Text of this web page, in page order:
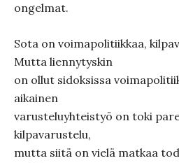
ongelmat.
Sota on voimapolitiikkaa,
Mutta liennytyskin
on ollut sidoksissa
aikainen
varusteluyhteistyö on toki
kilpavarustelu,
mutta siitä on vielä matkaa